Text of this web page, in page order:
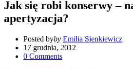
Jak się robi konserwy –
apertyzacja?
Posted byby Emilia Sienkiewicz
17 grudnia, 2012
0 Comments